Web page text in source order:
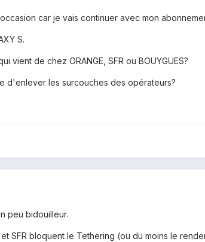
car je vais continuer avec mon
S.
vient de chez ORANGE, SFR ou BOUYGUES?
d'enlever les surcouches des opérateurs?
peu bidouilleur.
SFR bloquent le Tethering (ou du moins le